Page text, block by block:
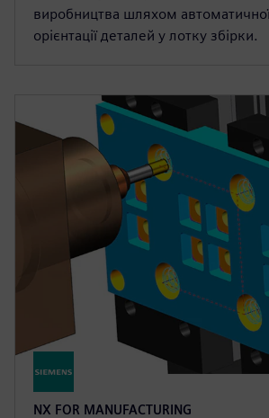
виробництва шляхом автоматичної
орієнтації деталей у лотку збірки.
NX FOR MANUFACTURING